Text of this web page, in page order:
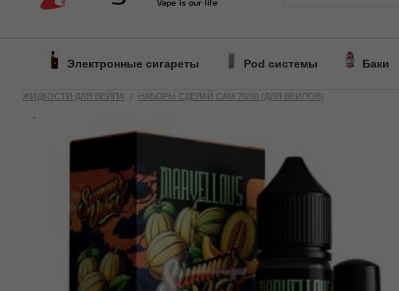
Электронные сигареты Pod системы Баки
ЖИДКОСТИ ДЛЯ ВЕЙПА НАБОРЫ СДЕЛАЙ САМ 70/30 (ДЛЯ ВЕЙПОВ)